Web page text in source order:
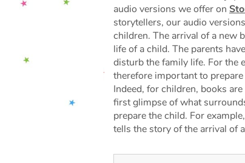
audio versions we offer on
storytellers, our audio
children. The arrival of a new
life of a child. The parents
disturb the family life. For the
therefore important to
Indeed, for children, books
first glimpse of what
prepare the child. For
tells the story of the arrival of